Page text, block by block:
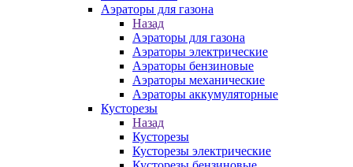
Аэраторы для газона
Назад
Аэраторы для газона
Аэраторы электрические
Аэраторы бензиновые
Аэраторы механические
Аэраторы аккумуляторные
Кусторезы
Назад
Кусторезы
Кусторезы электрические